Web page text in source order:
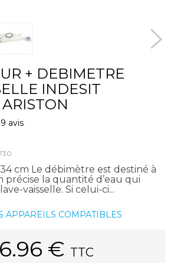
+ DEBIMETRE
INDESIT
avis
34 cm Le débimètre est destiné à
précise la quantité d’eau qui
vaisselle. Si celui-ci...
APPAREILS COMPATIBLES
€ TTC